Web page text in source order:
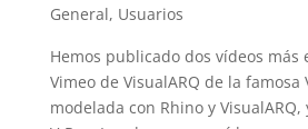
General, Usuarios
Hemos publicado dos vídeos más
Vimeo de VisualARQ de la famosa
modelada con Rhino y